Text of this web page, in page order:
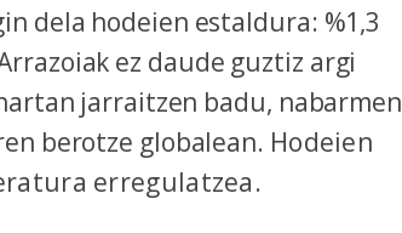
dela hodeien estaldura: %1,3
ez daude guztiz argi
jarraitzen badu, nabarmen
berotze globalean. Hodeien
erregulatzea.